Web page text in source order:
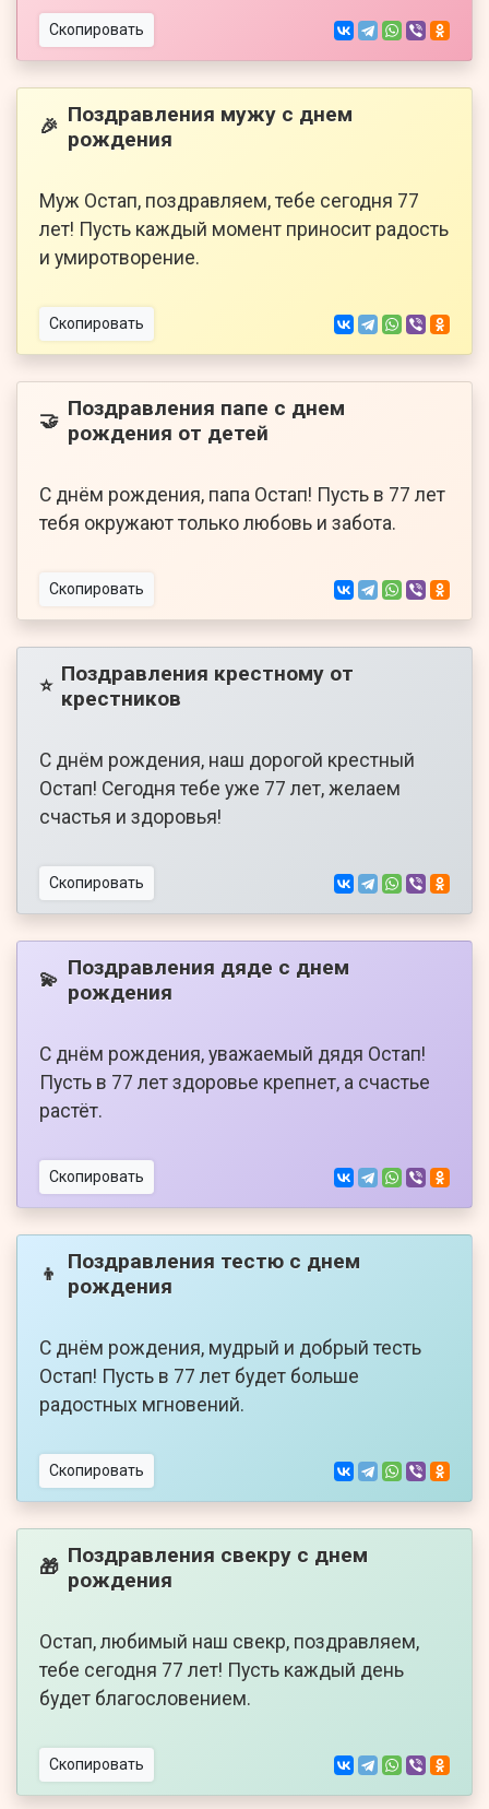
Скопировать
🎉 Поздравления мужу с днем
рождения
Муж Остап, поздравляем, тебе сегодня 77
лет! Пусть каждый момент приносит радость
и умиротворение.
Скопировать
🤝 Поздравления папе с днем
рождения от детей
С днём рождения, папа Остап! Пусть в 77 лет
тебя окружают только любовь и забота.
Скопировать
⭐ Поздравления крестному от
крестников
С днём рождения, наш дорогой крестный
Остап! Сегодня тебе уже 77 лет, желаем
счастья и здоровья!
Скопировать
💫 Поздравления дяде с днем
рождения
С днём рождения, уважаемый дядя Остап!
Пусть в 77 лет здоровье крепнет, а счастье
растёт.
Скопировать
👦
Поздравления тестю с днем
рождения
С днём рождения, мудрый и добрый тесть
Остап! Пусть в 77 лет будет больше
радостных мгновений.
Скопировать
🎁 Поздравления свекру с днем
рождения
Остап, любимый наш свекр, поздравляем,
тебе сегодня 77 лет! Пусть каждый день
будет благословением.
Скопировать